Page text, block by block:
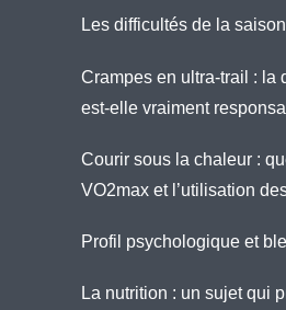
Les difficultés de la
Crampes en ultra-trail : la
est-elle vraiment
Courir sous la chaleur :
VO2max et l’utilisation
Profil psychologique et
La nutrition : un sujet qui